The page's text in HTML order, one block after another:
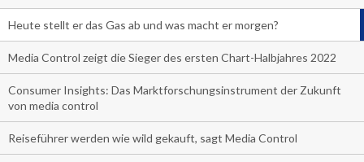
Heute stellt er das Gas ab und was macht er morgen?
Media Control zeigt die Sieger des ersten Chart-Halbjahres 2022
Consumer Insights: Das Marktforschungsinstrument der Zukunft
von media control
Reiseführer werden wie wild gekauft, sagt Media Control